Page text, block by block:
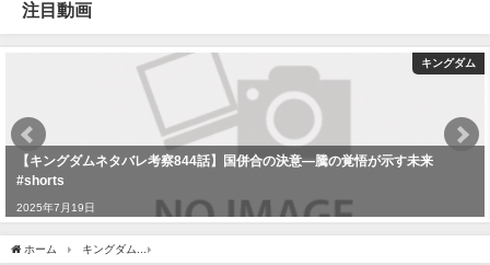
注目動画
キングダム
【キングダムネタバレ考察844話】国併合の決意―騰の覚悟が示す未来
#shorts
2025年7月19日
ホーム キングダム